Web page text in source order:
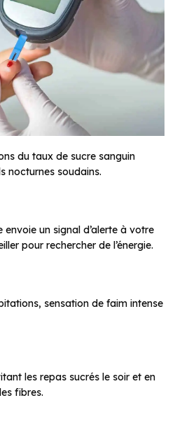
du taux de sucre sanguin
nocturnes soudains.
un signal d’alerte à votre
pour rechercher de l’énergie.
sensation de faim intense
les repas sucrés le soir et en
fibres.